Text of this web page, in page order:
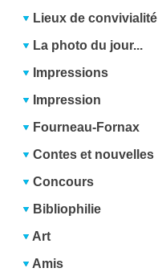
Lieux de convivialité
La photo du jour...
Impressions
Impression
Fourneau-Fornax
Contes et nouvelles
Concours
Bibliophilie
Art
Amis